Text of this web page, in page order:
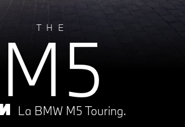
THE
M5
La BMW M5 Touring.